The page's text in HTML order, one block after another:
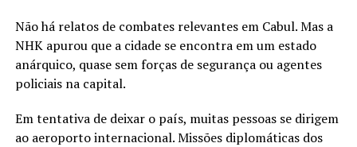
Não há relatos de combates relevantes em Cabul. Mas a
NHK apurou que a cidade se encontra em um estado
anárquico, quase sem forças de segurança ou agentes
policiais na capital.
Em tentativa de deixar o país, muitas pessoas se dirigem
ao aeroporto internacional. Missões diplomáticas dos